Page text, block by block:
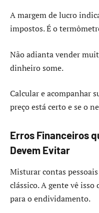
A margem de lucro
impostos. É o
Não adianta vender
dinheiro some.
Calcular e acompanhar
preço está certo e se o
Erros Financeiros
Devem Evitar
Misturar contas
clássico. A gente vê
para o endividamento.